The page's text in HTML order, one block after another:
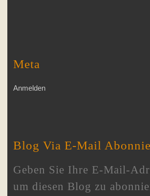
Meta
Anmelden
Blog Via E-Mail
Geben Sie Ihre E-Mail-
um diesen Blog zu